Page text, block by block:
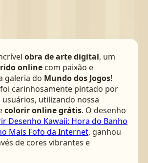
obra de arte digital, um
online com paixão e
galeria do Mundo dos Jogos!
carinhosamente pintado por
usuários, utilizando nossa
colorir online grátis. O desenho
Desenho Kawaii: Hora do Banho
Mais Fofo da Internet, ganhou
de cores vibrantes e